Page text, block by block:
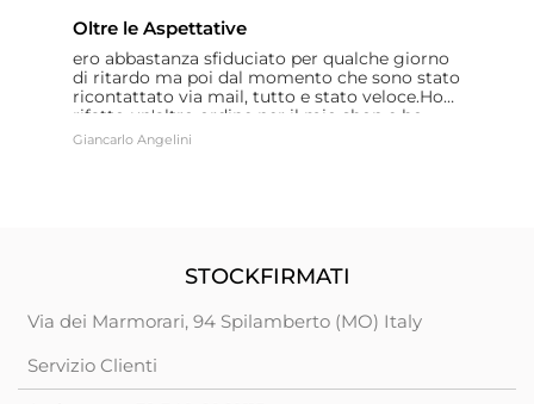
Oltre le Aspettative
ero abbastanza sfiduciato per qualche giorno
di ritardo ma poi dal momento che sono stato
ricontattato via mail, tutto e stato veloce.Ho
rifatto un'altro ordine per il mio shop e ho
avuto la conferma di tutta la loro
professionalità.Continuerò a fare acquisti con
Giancarlo Angelini
STOCKFIRMATI
Via dei Marmorari, 94 Spilamberto (MO) Italy
Servizio Clienti